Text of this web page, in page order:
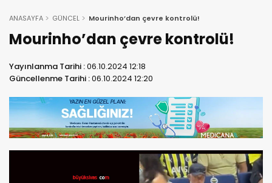
ANASAYFA GÜNCEL Mourinho’dan çevre kontrolü!
Mourinho’dan çevre kontrolü!
Yayınlanma Tarihi :06.10.2024 12:18
Güncellenme Tarihi :06.10.2024 12:20